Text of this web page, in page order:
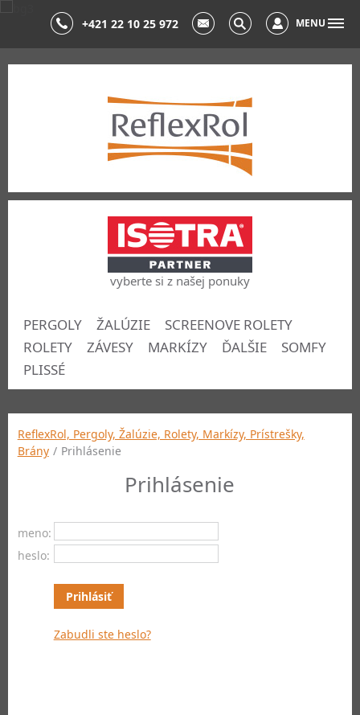
MENU
+421 22 10 25 972
vyberte si z našej ponuky
PERGOLY ŽALÚZIE
SCREENOVE ROLETY
ROLETY
ZÁVESY MARKÍZY ĎALŠIE
SOMFY
PLISSÉ
ReflexRol, Pergoly, Žalúzie, Rolety, Markízy, Prístrešky,
Brány / Prihlásenie
Prihlásenie
meno:
heslo:
Zabudli ste heslo?